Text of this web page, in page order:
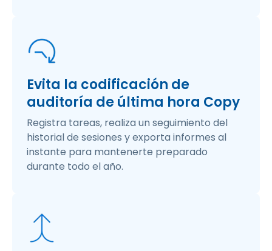
Evita la codificación de
auditoría de última hora Copy
Registra tareas, realiza un seguimiento del
historial de sesiones y exporta informes al
instante para mantenerte preparado
durante todo el año.